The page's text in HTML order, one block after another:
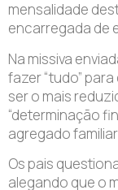
mensalidade
encarregada de
Na missiva
fazer “tudo”
ser o mais
“determinação
agregado
Os pais
alegando que o